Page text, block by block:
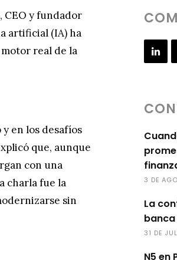
CEO y fundador
artificial (IA) ha
real de la
en los desafíos
que, aunque
con una
charla fue la
sin
3 DE
La
31 DE
N5 en